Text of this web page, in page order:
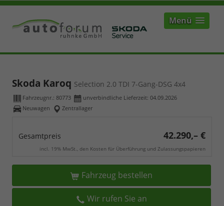
Menü
Skoda Karoq Selection 2.0 TDI 7-Gang-DSG 4x4
Fahrzeugnr.: 80773 unverbindliche Lieferzeit: 04.09.2026
Neuwagen
Zentrallager
Gesamtpreis 42.290,– €
incl. 19% MwSt., den Kosten für Überführung und Zulassungspapieren
Fahrzeug bestellen
Wir rufen Sie an